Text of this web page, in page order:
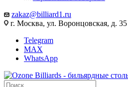
zakaz@billiard1.ru
г. Москва, ул. Воронцовская, д.
Telegram
MAX
WhatsApp